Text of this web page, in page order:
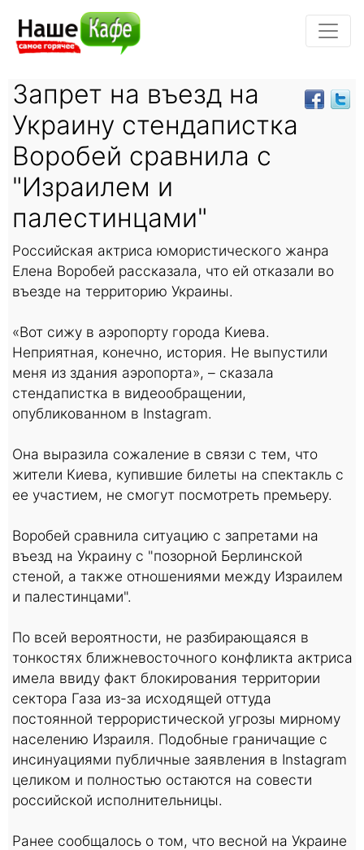
Запрет на въезд на
Украину стендапистка
Воробей сравнила с
"Израилем и
палестинцами"
Российская актриса юмористического жанра
Елена Воробей рассказала, что ей отказали во
въезде на территорию Украины.
«Вот сижу в аэропорту города Киева.
Неприятная, конечно, история. Не выпустили
меня из здания аэропорта», – сказала
стендапистка в видеообращении,
опубликованном в Instagram.
Она выразила сожаление в связи с тем, что
жители Киева, купившие билеты на спектакль с
ее участием, не смогут посмотреть премьеру.
Воробей сравнила ситуацию с запретами на
въезд на Украину с "позорной Берлинской
стеной, а также отношениями между Израилем
и палестинцами".
По всей вероятности, не разбирающаяся в
тонкостях ближневосточного конфликта актриса
имела ввиду факт блокирования территории
сектора Газа из-за исходящей оттуда
постоянной террористической угрозы мирному
населению Израиля. Подобные граничащие с
инсинуациями публичные заявления в Instagram
целиком и полностью остаются на совести
российской исполнительницы.
Ранее сообщалось о том, что весной на Украине